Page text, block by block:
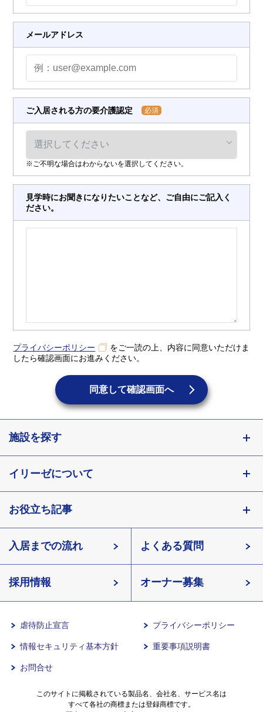
メールアドレス
ご入居される方の要介護認定 必須
※ご不明な場合はわからないを選択してください。
見学時にお聞きになりたいことなど、ご自由にご記入く
ださい。
プライバシーポリシー
をご一読の上、内容に同意いただけま
したら確認画面にお進みください。
同意して確認画面へ
施設を探す
東京都
埼玉県
北海道 宮城県
長野県 愛知県
滋賀県 兵庫県
イリーゼについて
会社概要
有料老人ホームイリーゼとは
イリーゼが選ばれる理由
一日の流れ
お役立ち記事
知っておきたい介護の知識
介護用語をわかりやすく説明
有料老人ホームとは
有料老人ホームを選ぶ時のポイント
入居までの流れ よくある質問
採用情報 オーナー募集
虐待防止宣言 プライバシーポリシー
情報セキュリティ基本方針 重要事項説明書
お問合せ
このサイトに掲載されている製品名、会社名、サービス名は
すべて各社の商標または登録商標です。